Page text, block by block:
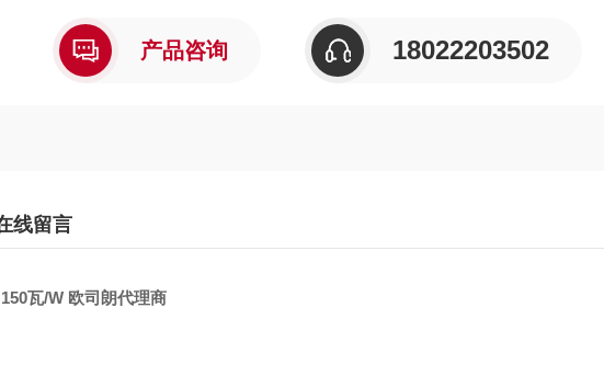
产品咨询 18022203502
线留言
瓦/W 欧司朗代理商